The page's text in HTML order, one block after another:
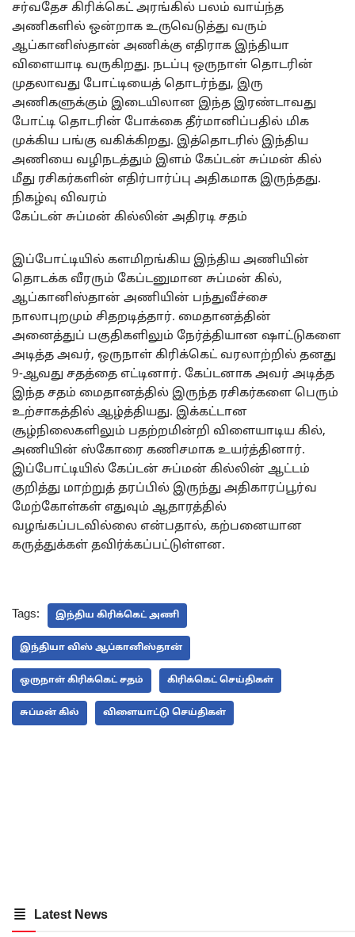
சர்வதேச கிரிக்கெட் அரங்கில் பலம் வாய்ந்த
அணிகளில் ஒன்றாக உருவெடுத்து வரும்
ஆப்கானிஸ்தான் அணிக்கு எதிராக இந்தியா
விளையாடி வருகிறது. நடப்பு ஒருநாள் தொடரின்
முதலாவது போட்டியைத் தொடர்ந்து, இரு
அணிகளுக்கும் இடையிலான இந்த இரண்டாவது
போட்டி தொடரின் போக்கை தீர்மானிப்பதில் மிக
முக்கிய பங்கு வகிக்கிறது. இத்தொடரில் இந்திய
அணியை வழிநடத்தும் இளம் கேப்டன் சுப்மன் கில்
மீது ரசிகர்களின் எதிர்பார்ப்பு அதிகமாக இருந்தது.
நிகழ்வு விவரம்
கேப்டன் சுப்மன் கில்லின் அதிரடி சதம்
இப்போட்டியில் களமிறங்கிய இந்திய அணியின்
தொடக்க வீரரும் கேப்டனுமான சுப்மன் கில்,
ஆப்கானிஸ்தான் அணியின் பந்துவீச்சை
நாலாபுறமும் சிதறடித்தார். மைதானத்தின்
அனைத்துப் பகுதிகளிலும் நேர்த்தியான ஷாட்டுகளை
அடித்த அவர், ஒருநாள் கிரிக்கெட் வரலாற்றில் தனது
9-ஆவது சதத்தை எட்டினார். கேப்டனாக அவர் அடித்த
இந்த சதம் மைதானத்தில் இருந்த ரசிகர்களை பெரும்
உற்சாகத்தில் ஆழ்த்தியது. இக்கட்டான
சூழ்நிலைகளிலும் பதற்றமின்றி விளையாடிய கில்,
அணியின் ஸ்கோரை கணிசமாக உயர்த்தினார்.
இப்போட்டியில் கேப்டன் சுப்மன் கில்லின் ஆட்டம்
குறித்து மாற்றுத் தரப்பில் இருந்து அதிகாரப்பூர்வ
மேற்கோள்கள் எதுவும் ஆதாரத்தில்
வழங்கப்படவில்லை என்பதால், கற்பனையான
கருத்துக்கள் தவிர்க்கப்பட்டுள்ளன.
Tags: இந்திய கிரிக்கெட் அணி
இந்தியா விஸ் ஆப்கானிஸ்தான்
ஒருநாள் கிரிக்கெட் சதம் கிரிக்கெட் செய்திகள்
சுப்மன் கில் விளையாட்டு செய்திகள்
Latest News